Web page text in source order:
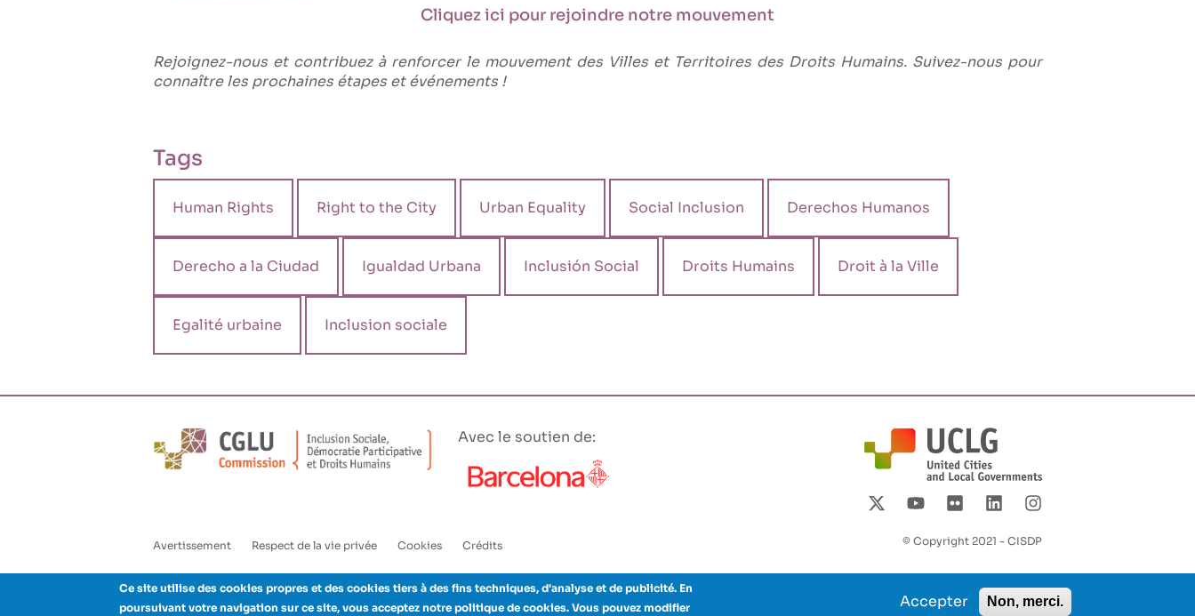
Cliquez ici pour rejoindre notre mouvement
Rejoignez-nous et contribuez à renforcer le mouvement des Villes et Territoires des Droits Humains. Suivez-nous pour
connaître les prochaines étapes et événements !
Tags
Human Rights Right to the City Urban Equality Social Inclusion Derechos Humanos
Derecho a la Ciudad Igualdad Urbana Inclusión Social Droits Humains Droit à la Ville
Egalité urbaine Inclusion sociale
Avec le soutien de:
Enlaces
pie
Avertissement Respect de la vie privée Cookies Crédits © Copyright 2021 - CISDP
Ce site utilise des cookies propres et des cookies tiers à des fins techniques, d'analyse et de publicité. En
poursuivant votre navigation sur ce site, vous acceptez notre politique de cookies. Vous pouvez modifier
Accepter Non, merci.